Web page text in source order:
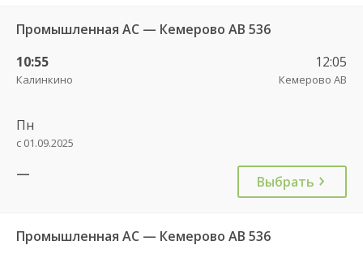
Промышленная АС — Кемерово АВ 536
10:55
Калинкино
12:05
Кемерово АВ
Пн
с 01.09.2025
— Выбрать
Промышленная АС — Кемерово АВ 536